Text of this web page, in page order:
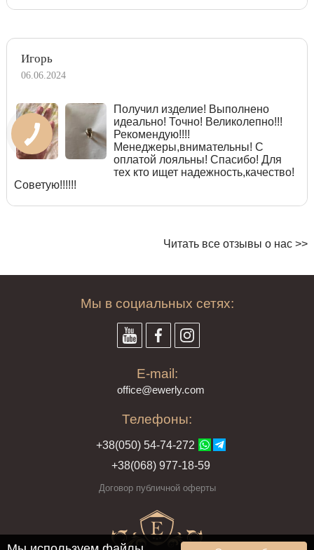
Игорь
06.06.2024
Получил изделие! Выполнено
идеально! Точно! Великолепно!!!
Рекомендую!!!!
Менеджеры,внимательны! С
оплатой лояльны! Спасибо! Для
тех кто ищет надежность,качество!
Советую!!!!!!
Читать все отзывы о нас >>
Мы в социальных сетях:
E-mail:
office@ewerly.com
Телефоны:
+38(050) 54-74-272
+38(068) 977-18-59
Договор публичной оферты